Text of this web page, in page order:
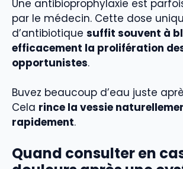
Une antibioprophylaxie est
par le médecin. Cette dose
d’antibiotique suffit souvent à
efficacement la prolifération
opportunistes.
Buvez beaucoup d’eau juste
Cela rince la vessie
rapidement.
Quand consulter en